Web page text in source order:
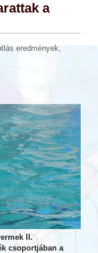
a
eredmények,
II.
csoportjában a